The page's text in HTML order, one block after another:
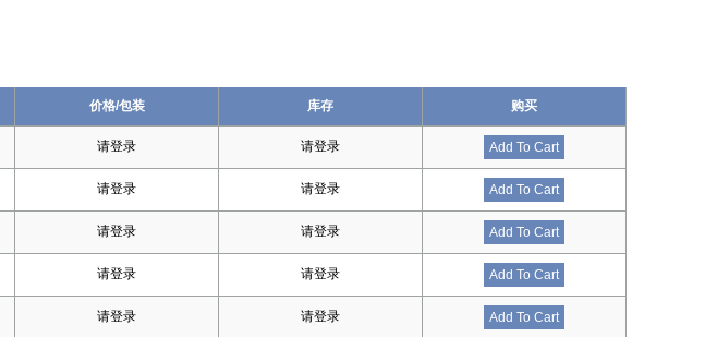
价格/包装 库存 购买
请登录 请登录 Add To Cart
请登录 请登录 Add To Cart
请登录 请登录 Add To Cart
请登录 请登录 Add To Cart
请登录 请登录 Add To Cart